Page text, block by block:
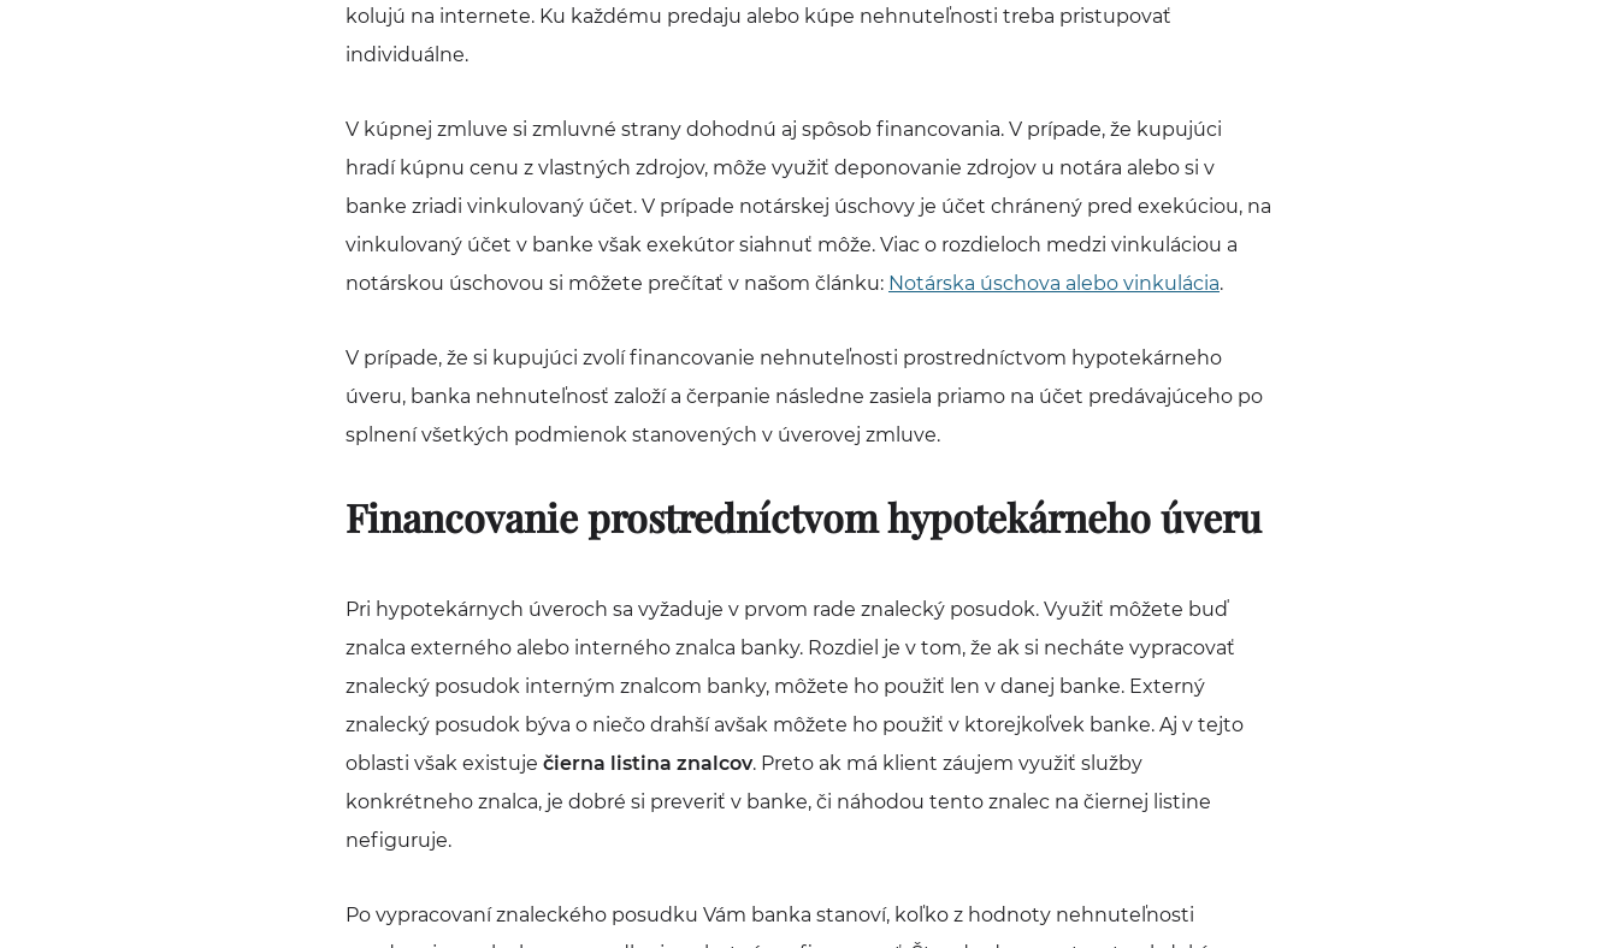
kolujú na internete. Ku každému predaju alebo kúpe nehnuteľnosti treba pristupovať
individuálne.
V kúpnej zmluve si zmluvné strany dohodnú aj spôsob financovania. V prípade, že kupujúci
hradí kúpnu cenu z vlastných zdrojov, môže využiť deponovanie zdrojov u notára alebo si v
banke zriadi vinkulovaný účet. V prípade notárskej úschovy je účet chránený pred exekúciou, na
vinkulovaný účet v banke však exekútor siahnuť môže. Viac o rozdieloch medzi vinkuláciou a
notárskou úschovou si môžete prečítať v našom článku: Notárska úschova alebo vinkulácia.
V prípade, že si kupujúci zvolí financovanie nehnuteľnosti prostredníctvom hypotekárneho
úveru, banka nehnuteľnosť založí a čerpanie následne zasiela priamo na účet predávajúceho po
splnení všetkých podmienok stanovených v úverovej zmluve.
Financovanie prostredníctvom hypotekárneho úveru
Pri hypotekárnych úveroch sa vyžaduje v prvom rade znalecký posudok. Využiť môžete buď
znalca externého alebo interného znalca banky. Rozdiel je v tom, že ak si necháte vypracovať
znalecký posudok interným znalcom banky, môžete ho použiť len v danej banke. Externý
znalecký posudok býva o niečo drahší avšak môžete ho použiť v ktorejkoľvek banke. Aj v tejto
oblasti však existuje čierna listina znalcov. Preto ak má klient záujem využiť služby
konkrétneho znalca, je dobré si preveriť v banke, či náhodou tento znalec na čiernej listine
nefiguruje.
Po vypracovaní znaleckého posudku Vám banka stanoví, koľko z hodnoty nehnuteľnosti